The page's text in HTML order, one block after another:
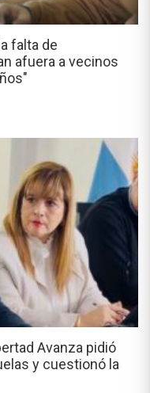
falta de
afuera a vecinos
Avanza pidió
y cuestionó la